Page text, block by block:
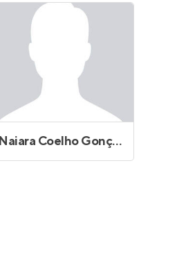
Naiara Coelho Gonçalves dos Santos